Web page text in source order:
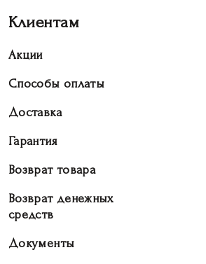
Клиентам
Акции
Способы оплаты
Доставка
Гарантия
Возврат товара
Возврат денежных
средств
Документы